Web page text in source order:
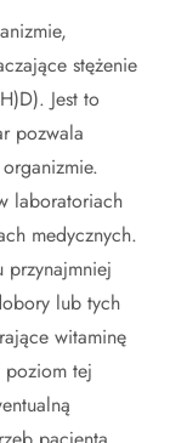
stężenie
Jest to
pozwala
laboratoriach
medycznych.
przynajmniej
lub tych
witaminę
tej